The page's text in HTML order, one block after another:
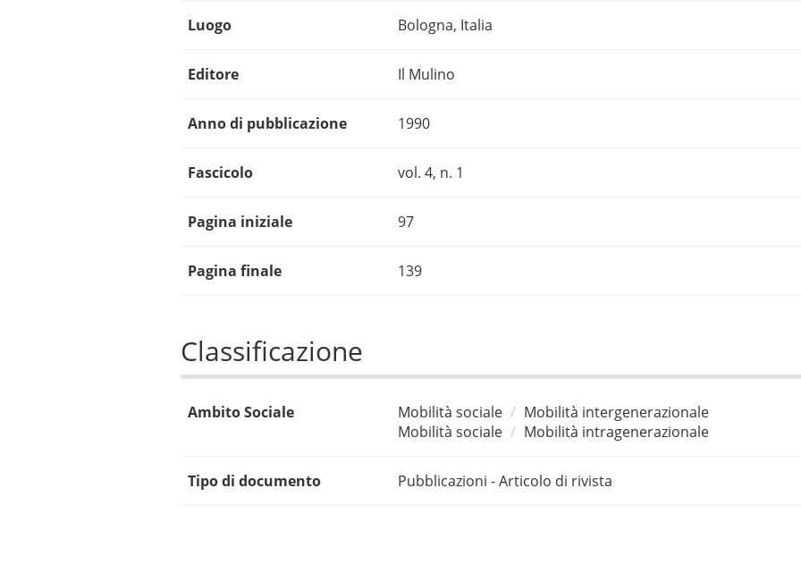
Luogo Bologna, Italia
Editore Il Mulino
Anno di pubblicazione 1990
Fascicolo vol. 4, n. 1
Pagina iniziale 97
Pagina finale 139
Classificazione
Ambito Sociale Mobilità sociale
Mobilità intergenerazionale
Mobilità sociale
Mobilità intragenerazionale
Tipo di documento Pubblicazioni - Articolo di rivista